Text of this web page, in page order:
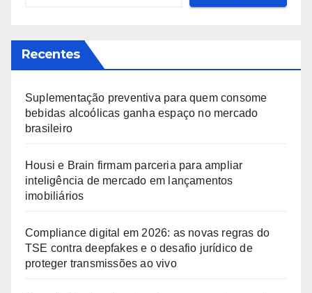
Recentes
Suplementação preventiva para quem consome
bebidas alcoólicas ganha espaço no mercado
brasileiro
Housi e Brain firmam parceria para ampliar
inteligência de mercado em lançamentos
imobiliários
Compliance digital em 2026: as novas regras do
TSE contra deepfakes e o desafio jurídico de
proteger transmissões ao vivo